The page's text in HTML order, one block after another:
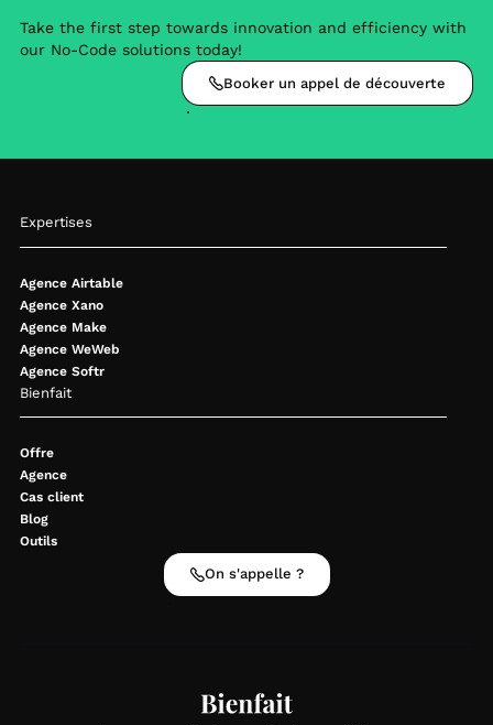
Take the first step towards innovation and efficiency with
our No-Code solutions today!
Booker un appel de découverte
Expertises
Agence Airtable
Agence Xano
Agence Make
Agence WeWeb
Agence Softr
Bienfait
Offre
Agence
Cas client
Blog
Outils
On s'appelle ?